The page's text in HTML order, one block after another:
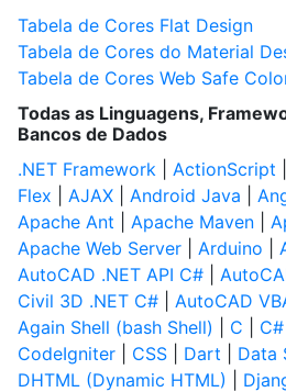
Tabela de Cores Flat Design
Tabela de Cores do Material
Tabela de Cores Web Safe
Todas as Linguagens,
Bancos de Dados
.NET Framework
ActionScript
Flex
AJAX Android Java
Apache Ant
Apache Maven
Apache Web Server
Arduino
AutoCAD .NET API C#
Civil 3D .NET C#
AutoCAD
Again Shell (bash Shell)
C C#
CodeIgniter
CSS Dart Data
DHTML (Dynamic HTML)